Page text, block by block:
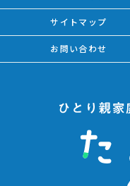
サイトマップ
お問い合わせ